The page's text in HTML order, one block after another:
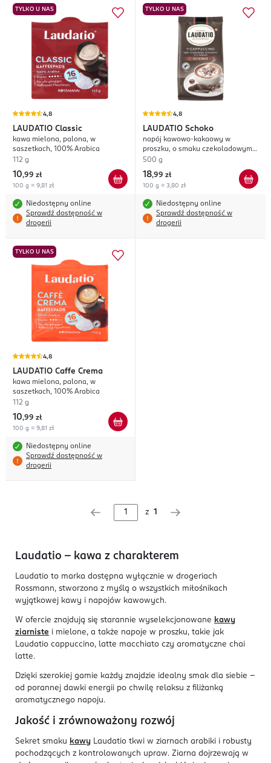
TYLKO U NAS
4,8
LAUDATIO Classic
kawa mielona, palona, w
saszetkach, 100% Arabica
112 g
10,99 zł
100 g = 9,81 zł
Niedostępny online
Sprawdź dostępność w
drogerii
TYLKO U NAS
4,8
LAUDATIO Schoko
napój kawowo-kakaowy w
proszku, o smaku czekoladowym,
typu Cappuccino
500 g
18,99 zł
100 g = 3,80 zł
Niedostępny online
Sprawdź dostępność w
drogerii
TYLKO U NAS
4,8
LAUDATIO Caffe Crema
kawa mielona, palona, w
saszetkach, 100% Arabica
112 g
10,99 zł
100 g = 9,81 zł
Niedostępny online
Sprawdź dostępność w
drogerii
z 1
Laudatio – kawa z charakterem
Laudatio to marka dostępna wyłącznie w drogeriach
Rossmann, stworzona z myślą o wszystkich miłośnikach
wyjątkowej kawy i napojów kawowych.
W ofercie znajdują się starannie wyselekcjonowane kawy
ziarniste i mielone, a także napoje w proszku, takie jak
Laudatio cappuccino, latte macchiato czy aromatyczne chai
latte.
Dzięki szerokiej gamie każdy znajdzie idealny smak dla siebie –
od porannej dawki energii po chwilę relaksu z filiżanką
aromatycznego napoju.
Jakość i zrównoważony rozwój
Sekret smaku kawy Laudatio tkwi w ziarnach arabiki i robusty
pochodzących z kontrolowanych upraw. Ziarna dojrzewają w